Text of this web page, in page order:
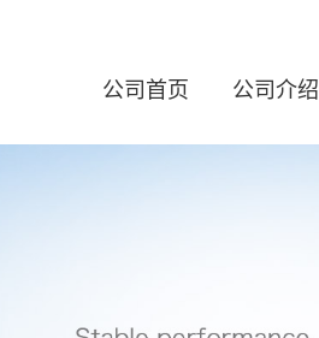
公司首页 公司介绍